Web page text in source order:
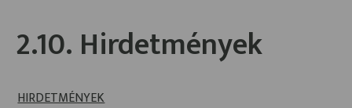
2.10. Hirdetmények
HIRDETMÉNYEK